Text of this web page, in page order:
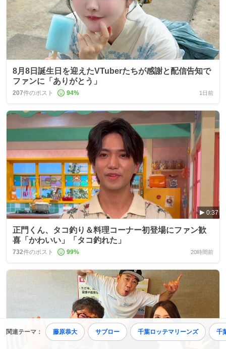
関連テーマ： 藤原恭大 サブロー 千葉ロッテマリーンズ 千
8月8日誕生日を迎えたVTuberたちが感謝と配信告知で
ファンに「ありがとう」
207件のポスト 94% 1日前
0:37
正門くん、タコ釣り＆料理コーナー初登場にファン歓
喜「かわいい」「タコ釣れた」
732件のポスト 99% 20時間前